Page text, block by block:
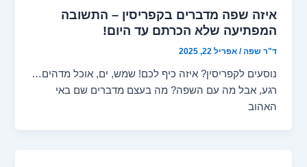
איזה שפה מדברים בקפריסין – התשובה
המפתיעה שלא הכרתם עד היום!
ד"ר שפה/אפריל 22, 2025
נוסעים לקפריסין? איזה כיף לכם! שמש, ים, אוכל מדהים…
רגע, אבל מה עם השפה? מה בעצם מדברים שם באי
האהוב